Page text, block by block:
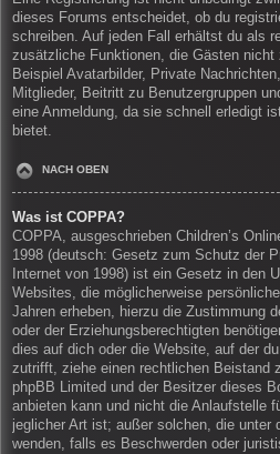
dieses Forums entscheidet, ob du
schreiben. Auf jeden Fall erhältst du als
zusätzliche Funktionen, die Gästen nicht
Beispiel Avatarbilder, Private
Mitglieder, Beitritt zu Benutzergruppen
eine Anmeldung, da sie schnell erledigt
bietet.
NACH OBEN
Was ist COPPA?
COPPA, ausgeschrieben Children’s
1998 (deutsch: Gesetz zum Schutz der
Internet von 1998) ist ein Gesetz in den
Websites, die möglicherweise
Jahren erheben, hierzu die Zustimmung
oder der Erziehungsberechtigten
dies auf dich oder die Website, auf der
zutrifft, ziehe einen rechtlichen Beistand
phpBB Limited und der Besitzer dieses
anbieten kann und nicht die Anlaufstelle
jeglicher Art ist; außer solchen, die unter
wenden, falls es Beschwerden oder